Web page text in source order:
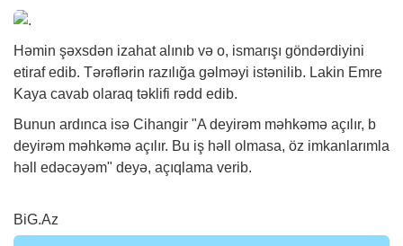
Həmin şəxsdən izahat alınıb və o, ismarışı göndərdiyini
etiraf edib. Tərəflərin razılığa gəlməyi istənilib. Lakin Emre
Kaya cavab olaraq təklifi rədd edib.
Bunun ardınca isə Cihangir "A deyirəm məhkəmə açılır, b
deyirəm məhkəmə açılır. Bu iş həll olmasa, öz imkanlarımla
həll edəcəyəm" deyə, açıqlama verib.
BiG.Az